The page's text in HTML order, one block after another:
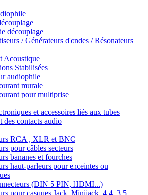
découplage
/ Générateurs d'ondes / Résonateurs
Acoustique
Stabilisées
audiophile
murale
pour multiprise
et accessoires liés aux tubes
des contacts audio
RCA , XLR et BNC
pour câbles secteurs
bananes et fourches
haut-parleurs pour enceintes ou
(DIN 5 PIN, HDMI...)
pour casques Jack, Minijack, 4.4, 3.5,